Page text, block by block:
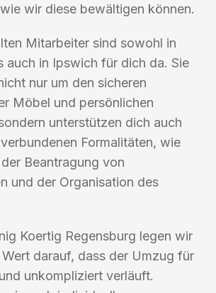
wir diese bewältigen können.
Mitarbeiter sind sowohl in
auch in Ipswich für dich da. Sie
nur um den sicheren
Möbel und persönlichen
unterstützen dich auch
Formalitäten, wie
Beantragung von
und der Organisation des
Koertig Regensburg legen wir
darauf, dass der Umzug für
unkompliziert verläuft.